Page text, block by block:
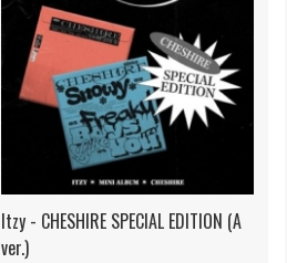
Itzy - CHESHIRE SPECIAL EDITION (A
ver.)